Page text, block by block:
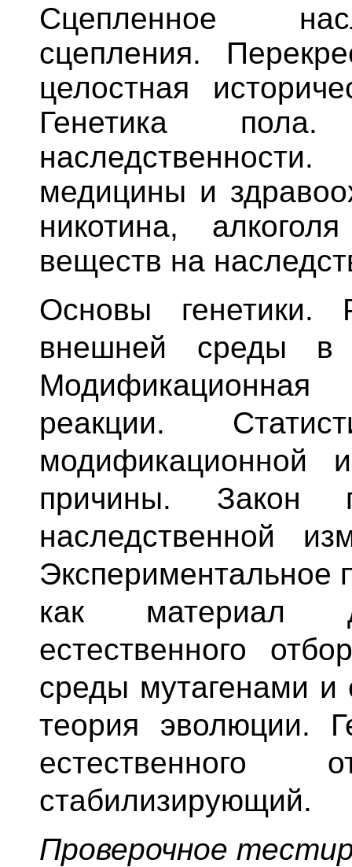
Сцепленное
сцепления.
целостная
Генетика
медицины и
никотина,
веществ на
Основы генетики.
внешней среды в
реакции.
модификационной
причины. Закон
наследственной
Экспериментальное
как материал
естественного
среды мутагенами и
теория эволюции.
стабилизирующий.
Проверочное